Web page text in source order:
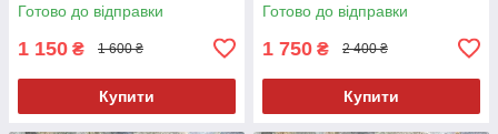
Готово до відправки
1 150 ₴ 1 600 ₴
Купити
Готово до відправки
1 750 ₴ 2 400 ₴
Купити